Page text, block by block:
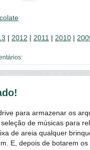
| 2012 | 2011 | 2010 |
para armazenar os
de músicas para
de areia qualquer
E, depois de botarem